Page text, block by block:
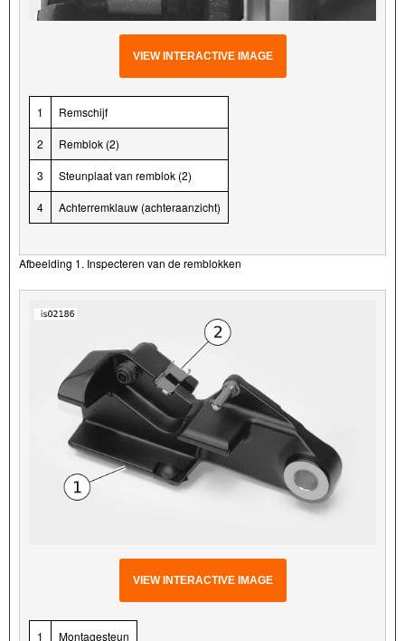
VIEW INTERACTIVE IMAGE
1 Remschijf
2 Remblok (2)
3 Steunplaat van remblok (2)
4 Achterremklauw (achteraanzicht)
Afbeelding 1. Inspecteren van de remblokken
VIEW INTERACTIVE IMAGE
1 Montagesteun